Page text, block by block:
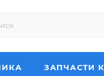
ЗАПЧАСТИ